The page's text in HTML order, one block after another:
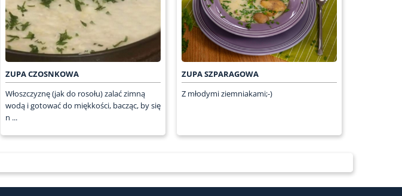
ZUPA CZOSNKOWA
Włoszczyznę (jak do rosołu) zalać zimną
wodą i gotować do miękkości, bacząc, by się
n ...
ZUPA SZPARAGOWA
Z młodymi ziemniakami;-)